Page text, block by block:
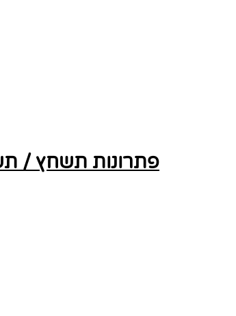
פתרונות תשחץ /